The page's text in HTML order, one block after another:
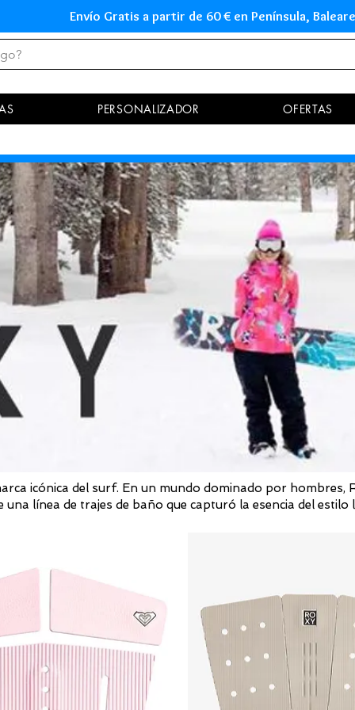
Gratis a partir de 60 € en Península,
PERSONALIZADOR OFERTAS
icónica del surf. En un mundo dominado por
línea de trajes de baño que capturó la esencia del